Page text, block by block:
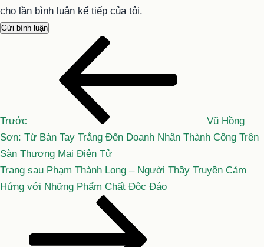
cho lần bình luận kế tiếp của tôi.
viết
Trước
Vũ Hồng
Sơn: Từ Bàn Tay Trắng Đến Doanh Nhân Thành Công Trên
Sàn Thương Mại Điện Tử
Bài
tiếp
Trang sau Phạm Thành Long – Người Thầy Truyền Cảm
Hứng với Những Phẩm Chất Độc Đáo